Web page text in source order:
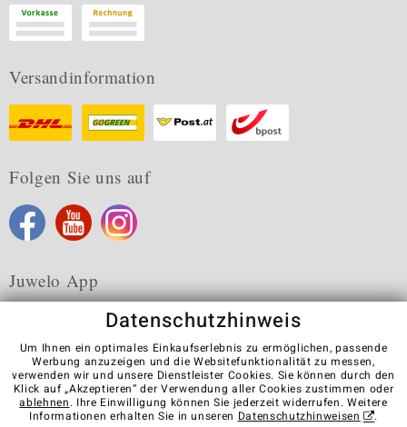
Versandinformation
Folgen Sie uns auf
Juwelo App
Karriere AGB Datenschutz Cookies
Impressum
Kontakt
Vertrag widerrufen
Datenschutzhinweis
Um Ihnen ein optimales Einkaufserlebnis zu ermöglichen, passende
Werbung anzuzeigen und die Websitefunktionalität zu messen,
verwenden wir und unsere Dienstleister Cookies. Sie können durch den
Klick auf „Akzeptieren“ der Verwendung aller Cookies zustimmen oder
ablehnen. Ihre Einwilligung können Sie jederzeit widerrufen. Weitere
Informationen erhalten Sie in unseren Datenschutzhinweisen .